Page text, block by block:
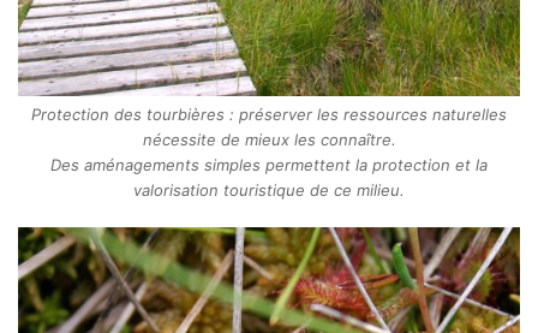
Protection des tourbières : préserver les ressources naturelles
nécessite de mieux les connaître.
Des aménagements simples permettent la protection et la
valorisation touristique de ce milieu.